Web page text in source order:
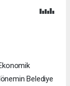
Belediye